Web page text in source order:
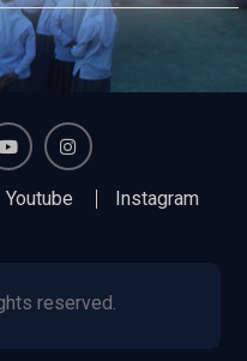
Instagram
Youtube Instagram
reserved.